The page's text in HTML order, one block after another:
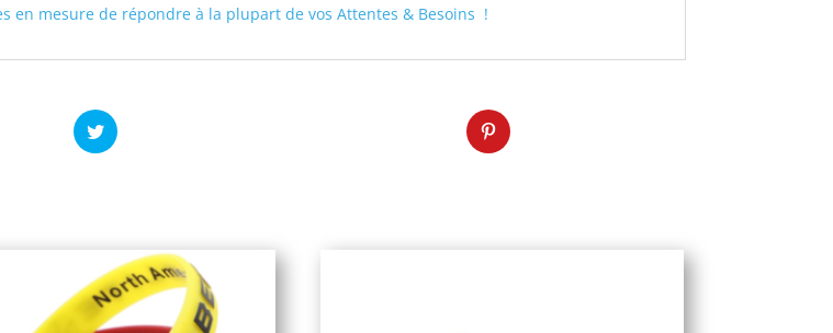
en mesure de répondre à la plupart de vos Attentes & Besoins !